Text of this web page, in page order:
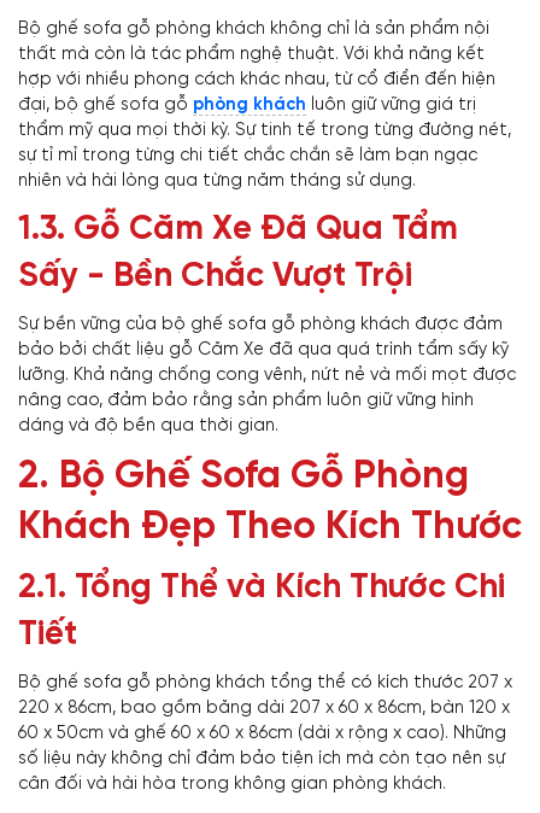
Bộ ghế sofa gỗ phòng khách không chỉ là sản phẩm nội
thất mà còn là tác phẩm nghệ thuật. Với khả năng kết
hợp với nhiều phong cách khác nhau, từ cổ điển đến hiện
đại, bộ ghế sofa gỗ phòng khách luôn giữ vững giá trị
thẩm mỹ qua mọi thời kỳ. Sự tinh tế trong từng đường nét,
sự tỉ mỉ trong từng chi tiết chắc chắn sẽ làm bạn ngạc
nhiên và hài lòng qua từng năm tháng sử dụng.
1.3. Gỗ Căm Xe Đã Qua Tẩm
Sấy - Bền Chắc Vượt Trội
Sự bền vững của bộ ghế sofa gỗ phòng khách được đảm
bảo bởi chất liệu gỗ Căm Xe đã qua quá trình tẩm sấy kỹ
lưỡng. Khả năng chống cong vênh, nứt nẻ và mối mọt được
nâng cao, đảm bảo rằng sản phẩm luôn giữ vững hình
dáng và độ bền qua thời gian.
2. Bộ Ghế Sofa Gỗ Phòng
Khách Đẹp Theo Kích Thước
2.1. Tổng Thể và Kích Thước Chi
Tiết
Bộ ghế sofa gỗ phòng khách tổng thể có kích thước 207 x
220 x 86cm, bao gồm băng dài 207 x 60 x 86cm, bàn 120 x
60 x 50cm và ghế 60 x 60 x 86cm (dài x rộng x cao). Những
số liệu này không chỉ đảm bảo tiện ích mà còn tạo nên sự
cân đối và hài hòa trong không gian phòng khách.